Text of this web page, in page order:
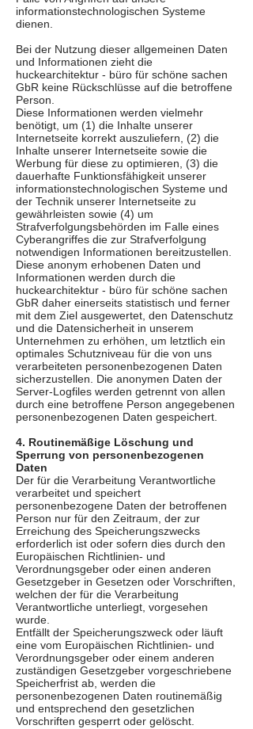
informationstechnologischen Systeme
dienen.
Bei der Nutzung dieser allgemeinen Daten
und Informationen zieht die
huckearchitektur - büro für schöne sachen
GbR keine Rückschlüsse auf die betroffene
Person.
Diese Informationen werden vielmehr
benötigt, um (1) die Inhalte unserer
Internetseite korrekt auszuliefern, (2) die
Inhalte unserer Internetseite sowie die
Werbung für diese zu optimieren, (3) die
dauerhafte Funktionsfähigkeit unserer
informationstechnologischen Systeme und
der Technik unserer Internetseite zu
gewährleisten sowie (4) um
Strafverfolgungsbehörden im Falle eines
Cyberangriffes die zur Strafverfolgung
notwendigen Informationen bereitzustellen.
Diese anonym erhobenen Daten und
Informationen werden durch die
huckearchitektur - büro für schöne sachen
GbR daher einerseits statistisch und ferner
mit dem Ziel ausgewertet, den Datenschutz
und die Datensicherheit in unserem
Unternehmen zu erhöhen, um letztlich ein
optimales Schutzniveau für die von uns
verarbeiteten personenbezogenen Daten
sicherzustellen. Die anonymen Daten der
Server-Logfiles werden getrennt von allen
durch eine betroffene Person angegebenen
personenbezogenen Daten gespeichert.
4. Routinemäßige Löschung und
Sperrung von personenbezogenen
Daten
Der für die Verarbeitung Verantwortliche
verarbeitet und speichert
personenbezogene Daten der betroffenen
Person nur für den Zeitraum, der zur
Erreichung des Speicherungszwecks
erforderlich ist oder sofern dies durch den
Europäischen Richtlinien- und
Verordnungsgeber oder einen anderen
Gesetzgeber in Gesetzen oder Vorschriften,
welchen der für die Verarbeitung
Verantwortliche unterliegt, vorgesehen
wurde.
Entfällt der Speicherungszweck oder läuft
eine vom Europäischen Richtlinien- und
Verordnungsgeber oder einem anderen
zuständigen Gesetzgeber vorgeschriebene
Speicherfrist ab, werden die
personenbezogenen Daten routinemäßig
und entsprechend den gesetzlichen
Vorschriften gesperrt oder gelöscht.